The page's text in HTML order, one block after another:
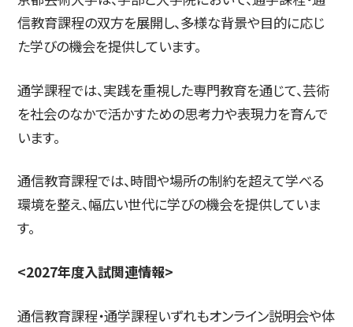
信教育課程の双方を展開し、多様な背景や目的に応じ
た学びの機会を提供しています。
通学課程では、実践を重視した専門教育を通じて、芸術
を社会のなかで活かすための思考力や表現力を育んで
います。
通信教育課程では、時間や場所の制約を超えて学べる
環境を整え、幅広い世代に学びの機会を提供していま
す。
<2027年度入試関連情報>
通信教育課程・通学課程いずれもオンライン説明会や体